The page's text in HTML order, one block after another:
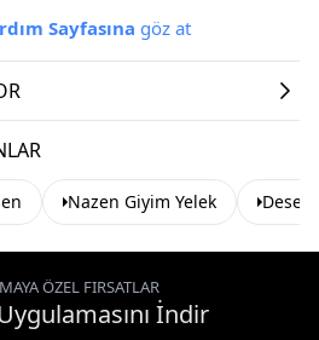
Sayfasına göz at
Nazen Giyim Yelek Desen
ÖZEL FIRSATLAR
İndir